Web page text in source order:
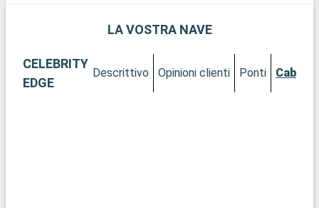
LA VOSTRA NAVE
CELEBRITY
EDGE
Descrittivo Opinioni clienti Ponti Cabine